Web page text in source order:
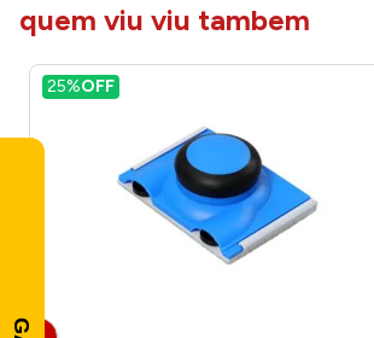
quem viu viu tambem
25%OFF